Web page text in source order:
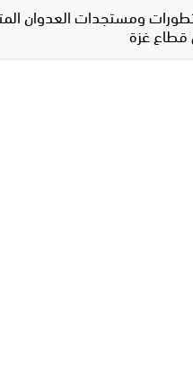
ومستجدات العدوان
غزة